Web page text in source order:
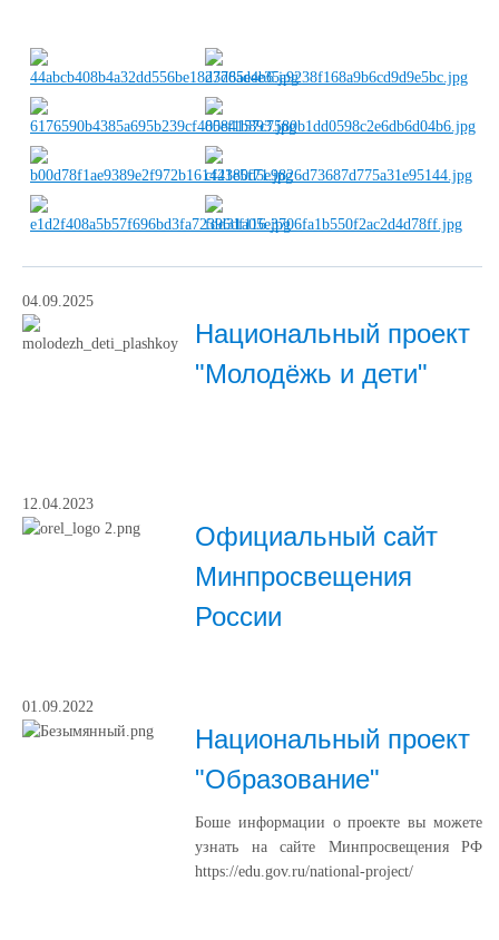
04.09.2025
Национальный проект
"Молодёжь и дети"
12.04.2023
Официальный сайт
Минпросвещения
России
01.09.2022
Национальный проект
"Образование"
Боше информации о проекте вы можете
узнать на сайте Минпросвещения РФ
https://edu.gov.ru/national-project/